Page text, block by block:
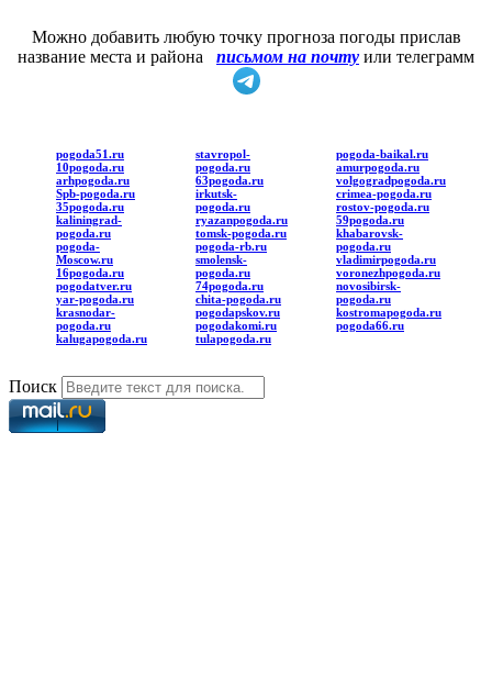
Можно добавить любую точку прогноза погоды прислав
название места и района
письмом на почту или телеграмм
pogoda51.ru
10pogoda.ru
arhpogoda.ru
Spb-pogoda.ru
35pogoda.ru
kaliningrad-
pogoda.ru
pogoda-
Moscow.ru
16pogoda.ru
pogodatver.ru
yar-pogoda.ru
krasnodar-
pogoda.ru
kalugapogoda.ru
stavropol-
pogoda.ru
63pogoda.ru
irkutsk-
pogoda.ru
ryazanpogoda.ru
tomsk-pogoda.ru
pogoda-rb.ru
smolensk-
pogoda.ru
74pogoda.ru
chita-pogoda.ru
pogodapskov.ru
pogodakomi.ru
tulapogoda.ru
pogoda-baikal.ru
amurpogoda.ru
volgogradpogoda.ru
crimea-pogoda.ru
rostov-pogoda.ru
59pogoda.ru
khabarovsk-
pogoda.ru
vladimirpogoda.ru
voronezhpogoda.ru
novosibirsk-
pogoda.ru
kostromapogoda.ru
pogoda66.ru
Поиск